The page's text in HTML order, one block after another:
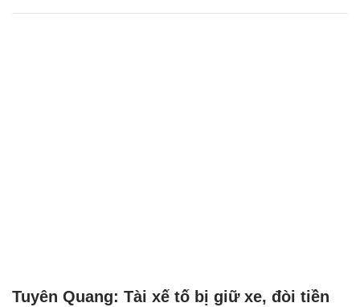
Tuyên Quang: Tài xế tố bị giữ xe, đòi tiền